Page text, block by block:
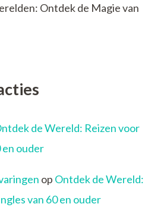
Ontdek de Magie van
de Wereld: Reizen voor
en ouder
op Ontdek de Wereld:
van 60 en ouder